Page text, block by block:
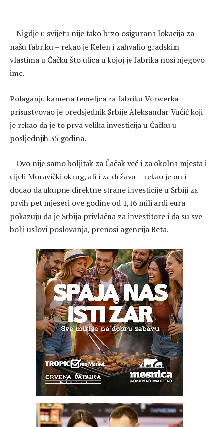
– Nigdje u svijetu nije tako brzo osigurana lokacija za
našu fabriku – rekao je Kelen i zahvalio gradskim
vlastima u Čačku što ulica u kojoj je fabrika nosi njegovo
ime.
Polaganju kamena temeljca za fabriku Vorwerka
prisustvovao je predsjednik Srbije Aleksandar Vučić koji
je rekao da je to prva velika investicija u Čačku u
posljednjih 35 godina.
– Ovo nije samo boljitak za Čačak već i za okolna mjesta i
cijeli Moravički okrug, ali i za državu – rekao je on i
dodao da ukupne direktne strane investicije u Srbiji za
prvih pet mjeseci ove godine od 1,16 milijardi eura
pokazuju da je Srbija privlačna za investitore i da su sve
bolji uslovi poslovanja, prenosi agencija Beta.